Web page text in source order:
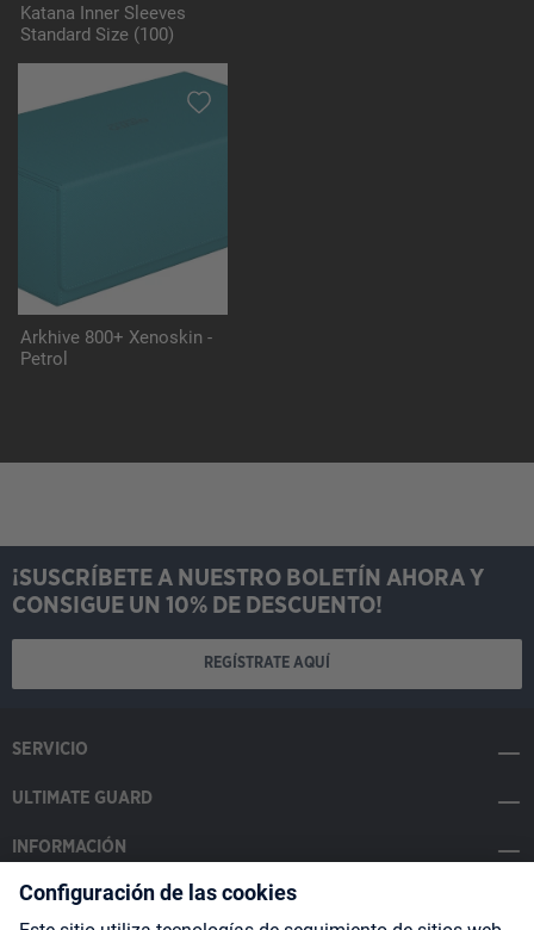
Katana Inner Sleeves
Standard Size (100)
Arkhive 800+ Xenoskin -
Petrol
¡SUSCRÍBETE A NUESTRO BOLETÍN AHORA Y
CONSIGUE UN 10% DE DESCUENTO!
REGÍSTRATE AQUÍ
SERVICIO
ULTIMATE GUARD
INFORMACIÓN
SOCIAL MEDIA